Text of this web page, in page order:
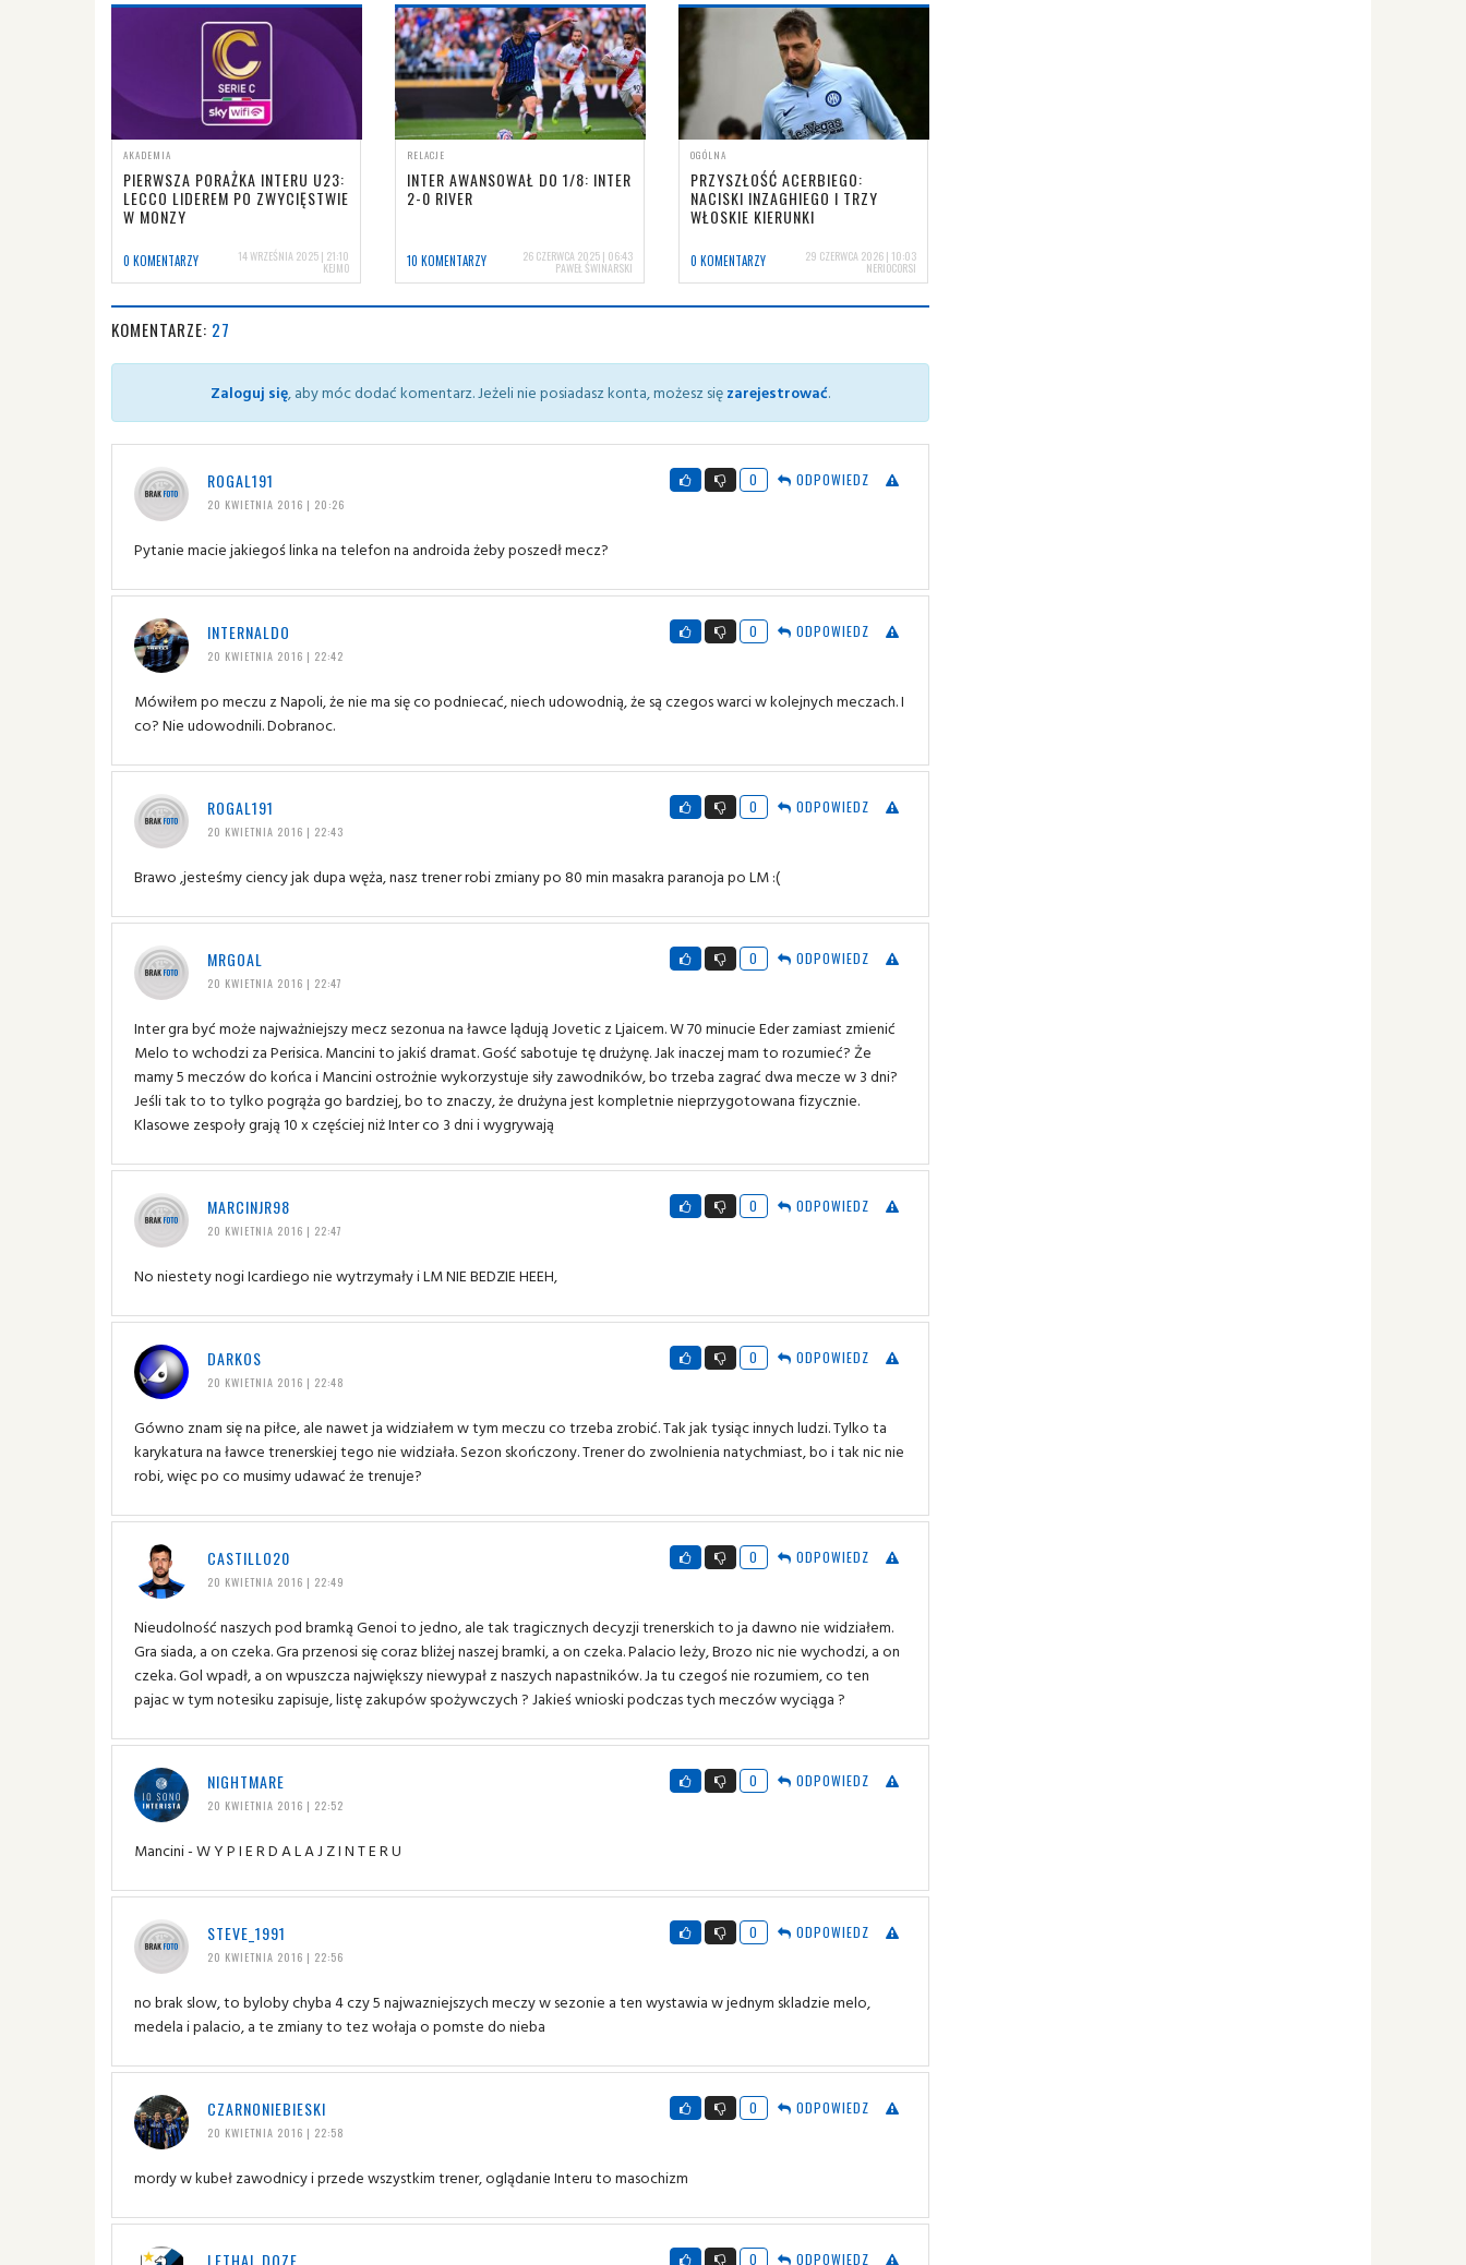
AKADEMIA
PIERWSZA PORAŻKA INTERU U23:
LECCO LIDEREM PO ZWYCIĘSTWIE
W MONZY
0 KOMENTARZY 14 WRZEŚNIA 2025 | 21:10
KEJMO
RELACJE
INTER AWANSOWAŁ DO 1/8: INTER
2-0 RIVER
10 KOMENTARZY 26 CZERWCA 2025 | 06:43
PAWEŁ ŚWINARSKI
OGÓLNA
PRZYSZŁOŚĆ ACERBIEGO:
NACISKI INZAGHIEGO I TRZY
WŁOSKIE KIERUNKI
0 KOMENTARZY 29 CZERWCA 2026 | 10:03
NERIOCORSI
KOMENTARZE: 27
Zaloguj się, aby móc dodać komentarz. Jeżeli nie posiadasz konta, możesz sięzarejestrować.
ROGAL191
20 KWIETNIA 2016 | 20:26
0 ODPOWIEDZ
Pytanie macie jakiegoś linka na telefon na androida żeby poszedł mecz?
INTERNALDO
20 KWIETNIA 2016 | 22:42
0 ODPOWIEDZ
Mówiłem po meczu z Napoli, że nie ma się co podniecać, niech udowodnią, że są czegos warci w kolejnych meczach. I
co? Nie udowodnili. Dobranoc.
ROGAL191
20 KWIETNIA 2016 | 22:43
0 ODPOWIEDZ
Brawo ,jesteśmy ciency jak dupa węża, nasz trener robi zmiany po 80 min masakra paranoja po LM :(
MRGOAL
20 KWIETNIA 2016 | 22:47
0 ODPOWIEDZ
Inter gra być może najważniejszy mecz sezonua na ławce lądują Jovetic z Ljaicem. W 70 minucie Eder zamiast zmienić
Melo to wchodzi za Perisica. Mancini to jakiś dramat. Gość sabotuje tę drużynę. Jak inaczej mam to rozumieć? Że
mamy 5 meczów do końca i Mancini ostrożnie wykorzystuje siły zawodników, bo trzeba zagrać dwa mecze w 3 dni?
Jeśli tak to to tylko pogrąża go bardziej, bo to znaczy, że drużyna jest kompletnie nieprzygotowana fizycznie.
Klasowe zespoły grają 10 x częściej niż Inter co 3 dni i wygrywają
MARCINJR98
20 KWIETNIA 2016 | 22:47
0 ODPOWIEDZ
No niestety nogi Icardiego nie wytrzymały i LM NIE BEDZIE HEEH,
DARKOS
20 KWIETNIA 2016 | 22:48
0 ODPOWIEDZ
Gówno znam się na piłce, ale nawet ja widziałem w tym meczu co trzeba zrobić. Tak jak tysiąc innych ludzi. Tylko ta
karykatura na ławce trenerskiej tego nie widziała. Sezon skończony. Trener do zwolnienia natychmiast, bo i tak nic nie
robi, więc po co musimy udawać że trenuje?
CASTILLO20
20 KWIETNIA 2016 | 22:49
0 ODPOWIEDZ
Nieudolność naszych pod bramką Genoi to jedno, ale tak tragicznych decyzji trenerskich to ja dawno nie widziałem.
Gra siada, a on czeka. Gra przenosi się coraz bliżej naszej bramki, a on czeka. Palacio leży, Brozo nic nie wychodzi, a on
czeka. Gol wpadł, a on wpuszcza największy niewypał z naszych napastników. Ja tu czegoś nie rozumiem, co ten
pajac w tym notesiku zapisuje, listę zakupów spożywczych ? Jakieś wnioski podczas tych meczów wyciąga ?
NIGHTMARE
20 KWIETNIA 2016 | 22:52
0 ODPOWIEDZ
Mancini - W Y P I E R D A L A J Z I N T E R U
STEVE_1991
20 KWIETNIA 2016 | 22:56
0 ODPOWIEDZ
no brak slow, to byloby chyba 4 czy 5 najwazniejszych meczy w sezonie a ten wystawia w jednym skladzie melo,
medela i palacio, a te zmiany to tez wołaja o pomste do nieba
CZARNONIEBIESKI
20 KWIETNIA 2016 | 22:58
0 ODPOWIEDZ
mordy w kubeł zawodnicy i przede wszystkim trener, oglądanie Interu to masochizm
LETHAL DOZE 0 ODPOWIEDZ